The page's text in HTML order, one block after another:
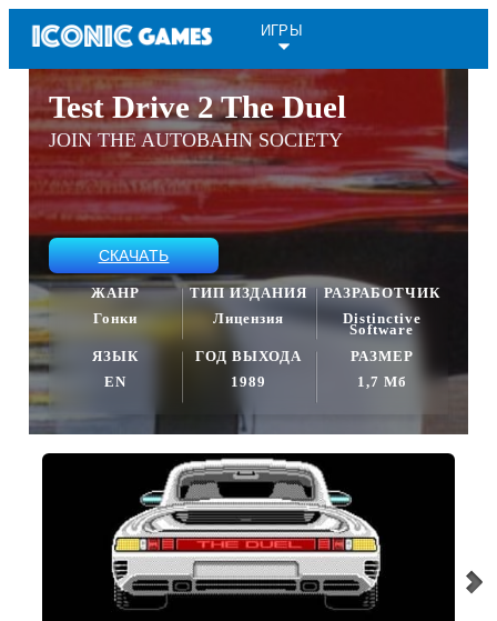
ИГРЫ
Test Drive 2 The Duel
JOIN THE AUTOBAHN SOCIETY
СКАЧАТЬ
ЖАНР
Гонки
ТИП ИЗДАНИЯ
Лицензия
РАЗРАБОТЧИК
Distinctive
Software
ЯЗЫК
EN
ГОД ВЫХОДА
1989
РАЗМЕР
1,7 Мб